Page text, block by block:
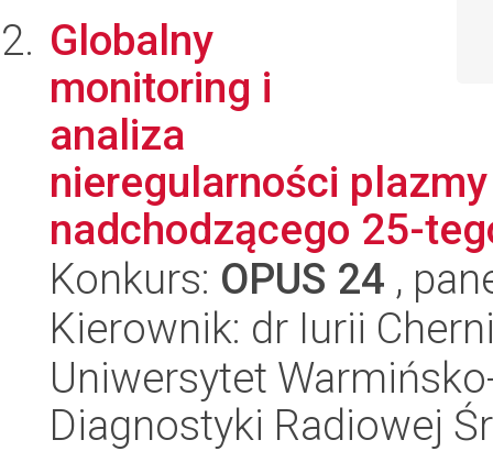
Globalny
monitoring i
analiza
nieregularności
nadchodzącego 25-
Konkurs: OPUS 24 ,
Kierownik: dr Iurii
Uniwersytet
Diagnostyki Radiowej